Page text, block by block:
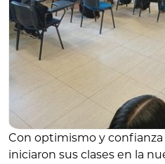
Con optimismo y
iniciaron sus clases en la